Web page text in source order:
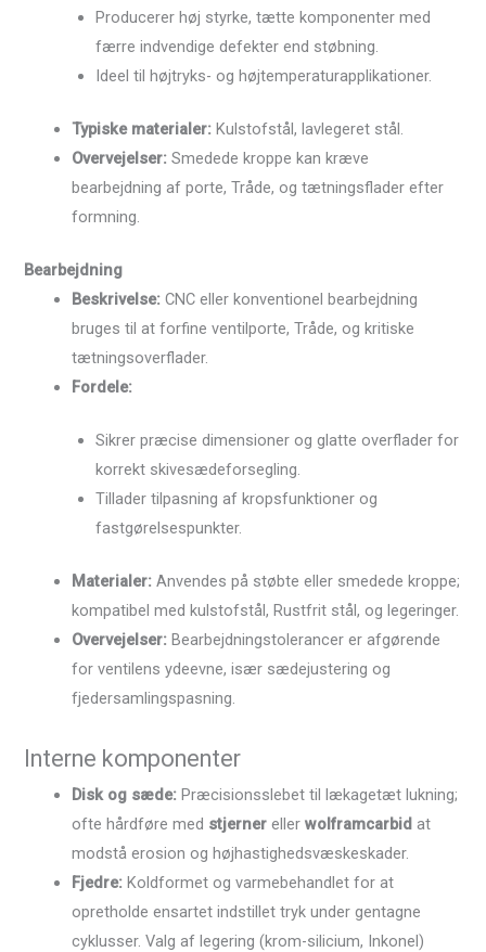
Producerer høj styrke, tætte komponenter med
færre indvendige defekter end støbning.
Ideel til højtryks- og højtemperaturapplikationer.
Typiske materialer: Kulstofstål, lavlegeret stål.
Overvejelser: Smedede kroppe kan kræve
bearbejdning af porte, Tråde, og tætningsflader efter
formning.
Bearbejdning
Beskrivelse: CNC eller konventionel bearbejdning
bruges til at forfine ventilporte, Tråde, og kritiske
tætningsoverflader.
Fordele:
Sikrer præcise dimensioner og glatte overflader for
korrekt skivesædeforsegling.
Tillader tilpasning af kropsfunktioner og
fastgørelsespunkter.
Materialer: Anvendes på støbte eller smedede kroppe;
kompatibel med kulstofstål, Rustfrit stål, og legeringer.
Overvejelser: Bearbejdningstolerancer er afgørende
for ventilens ydeevne, især sædejustering og
fjedersamlingspasning.
Interne komponenter
Disk og sæde: Præcisionsslebet til lækagetæt lukning;
ofte hårdføre med stjerner ellerwolframcarbid at
modstå erosion og højhastighedsvæskeskader.
Fjedre: Koldformet og varmebehandlet for at
opretholde ensartet indstillet tryk under gentagne
cyklusser. Valg af legering (krom-silicium, Inkonel)